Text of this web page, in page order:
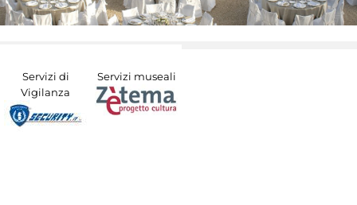
Servizi di
Vigilanza
Servizi museali